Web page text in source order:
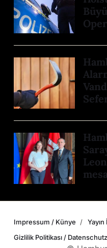
Impressum / Künye
Gizlilik Politikası /